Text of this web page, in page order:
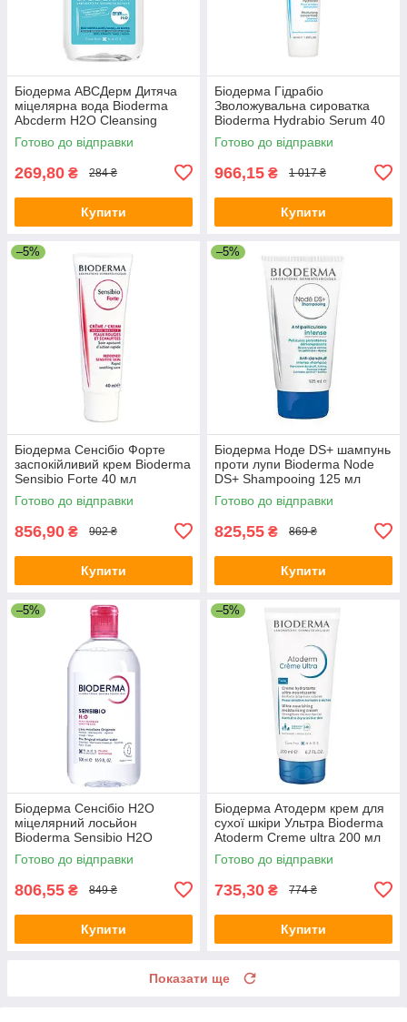
Біодерма АВСДерм Дитяча
міцелярна вода Bioderma
Abcderm H2O Cleansing
Water 100 мл
Готово до відправки
269,80 ₴ 284 ₴
Купити
Біодерма Гідрабіо
Зволожувальна сироватка
Bioderma Hydrabio Serum 40
мл
Готово до відправки
966,15 ₴ 1 017 ₴
Купити
–5%
Біодерма Сенсібіо Форте
заспокійливий крем Bioderma
Sensibio Forte 40 мл
Готово до відправки
856,90 ₴ 902 ₴
Купити
–5%
Біодерма Ноде DS+ шампунь
проти лупи Bioderma Node
DS+ Shampooing 125 мл
Готово до відправки
825,55 ₴ 869 ₴
Купити
–5%
Біодерма Сенсібіо H2O
міцелярний лосьйон
Bioderma Sensibio H2O
solution micellaire 500 мл
Готово до відправки
806,55 ₴ 849 ₴
Купити
–5%
Біодерма Атодерм крем для
сухої шкіри Ультра Bioderma
Atoderm Creme ultra 200 мл
Готово до відправки
735,30 ₴ 774 ₴
Купити
Показати ще